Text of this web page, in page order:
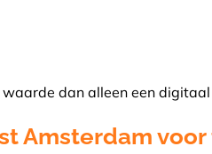
dan alleen een
Amsterdam voor